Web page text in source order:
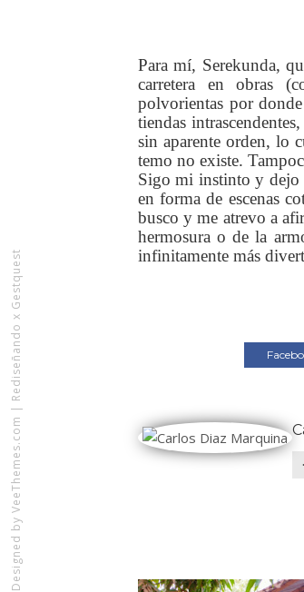
Designed by
VeeThemes.com
|
Rediseñando x Gestquest
Para mí, Serekunda,
carretera en obras
polvorientas por
tiendas
sin aparente orden, lo
temo no existe.
Sigo mi instinto y dejo
en forma de escenas
busco y me atrevo a
hermosura o de la
infinitamente más